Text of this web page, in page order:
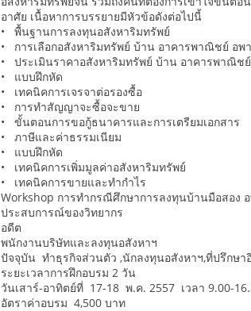
อาศัย เนื้อหาการบรรยายมีหัวข้อดังต่อไปนี้
• พื้นฐานการลงทุนอสังหาริมทรัพย์
• การเลือกอสังหาริมทรัพย์ บ้าน อาคารพาณิชย์ อพ
• ประเมินราคาอสังหาริมทรัพย์ บ้าน อาคารพาณิช
• แบบฝึกหัด
• เทคนิคการเจรจาต่อรองซื้อ
• การทำสัญญาจะซื้อจะขาย
• ขั้นตอนการขอกู้ธนาคารและการเตรียมเอกสาร
• ภาษีและค่าธรรมเนียม
• แบบฝึกหัด
• เทคนิคการเพิ่มมูลค่าอสังหาริมทรัพย์
• เทคนิคการขายและทำกำไร
Workshop การทำกรณีศึกษาการลงทุนบ้านมือสอง
ประสบการณ์ของวิทยากร
อดีต
พนักงานบริษัทและลงทุนอสังหาฯ
ปัจจุบัน ทำธุรกิจส่วนตัว ,นักลงทุนอสังหาฯ,ที่ปรึกษา
ระยะเวลาการฝึกอบรม 2 วัน
วันเสาร์-อาทิตย์ที่ 17-18 พ.ค. 2557 เวลา 9.00-
อัตราค่าอบรม 4,500 บาท